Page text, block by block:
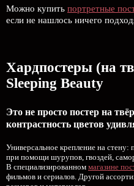
Можно купить портретные
если не нашлось ничего
Хардпостеры (на
Sleeping Beauty
Это не просто постер на
контрастность цветов
Универсальное крепление на стену:
при помощи шурупов, гвоздей,
В специализированном магазине
фильмов и сериалов. Другой